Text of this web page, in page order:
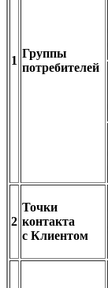
1
Группы
потребителей
2
Точки
контакта
с Клиентом